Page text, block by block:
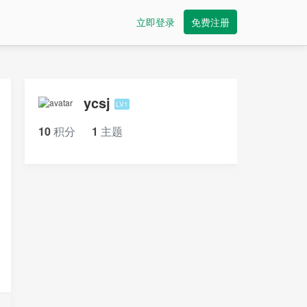
立即登录 免费注册
ycsj LV1
10积分 1 主题